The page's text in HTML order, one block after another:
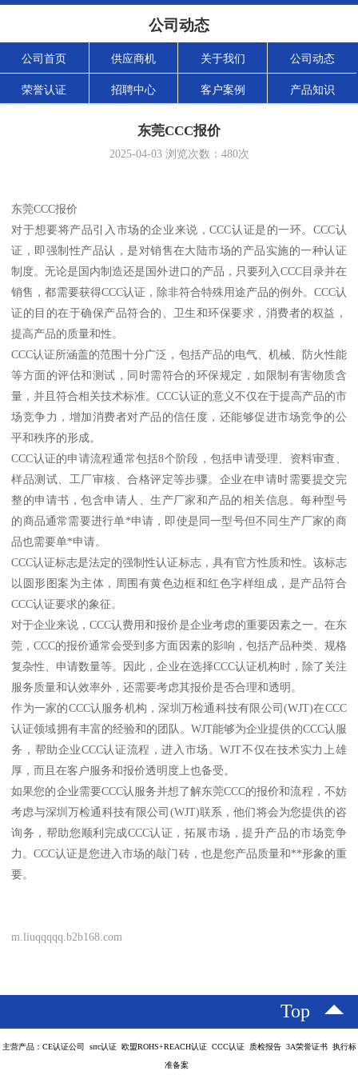
公司动态
公司首页 供应商机 关于我们 公司动态
荣誉认证 招聘中心 客户案例 产品知识
东莞CCC报价
2025-04-03浏览次数： 480次
东莞CCC报价
对于想要将产品引入市场的企业来说，CCC认证是的一环。CCC认
证，即强制性产品认，是对销售在大陆市场的产品实施的一种认证
制度。无论是国内制造还是国外进口的产品，只要列入CCC目录并在
销售，都需要获得CCC认证，除非符合特殊用途产品的例外。CCC认
证的目的在于确保产品符合的、卫生和环保要求，消费者的权益，
提高产品的质量和性。
CCC认证所涵盖的范围十分广泛，包括产品的电气、机械、防火性能
等方面的评估和测试，同时需符合的环保规定，如限制有害物质含
量，并且符合相关技术标准。CCC认证的意义不仅在于提高产品的市
场竞争力，增加消费者对产品的信任度，还能够促进市场竞争的公
平和秩序的形成。
CCC认证的申请流程通常包括8个阶段，包括申请受理、资料审查、
样品测试、工厂审核、合格评定等步骤。企业在申请时需要提交完
整的申请书，包含申请人、生产厂家和产品的相关信息。每种型号
的商品通常需要进行单*申请，即使是同一型号但不同生产厂家的商
品也需要单*申请。
CCC认证标志是法定的强制性认证标志，具有官方性质和性。该标志
以圆形图案为主体，周围有黄色边框和红色字样组成，是产品符合
CCC认证要求的象征。
对于企业来说，CCC认费用和报价是企业考虑的重要因素之一。在东
莞，CCC的报价通常会受到多方面因素的影响，包括产品种类、规格
复杂性、申请数量等。因此，企业在选择CCC认证机构时，除了关注
服务质量和认效率外，还需要考虑其报价是否合理和透明。
作为一家的CCC认服务机构，深圳万检通科技有限公司(WJT)在CCC
认证领域拥有丰富的经验和的团队。WJT能够为企业提供的CCC认服
务，帮助企业CCC认证流程，进入市场。WJT不仅在技术实力上雄
厚，而且在客户服务和报价透明度上也备受。
如果您的企业需要CCC认服务并想了解东莞CCC的报价和流程，不妨
考虑与深圳万检通科技有限公司(WJT)联系，他们将会为您提供的咨
询务，帮助您顺利完成CCC认证，拓展市场，提升产品的市场竞争
力。CCC认证是您进入市场的敲门砖，也是您产品质量和**形象的重
要。
m.liuqqqqq.b2b168.com
Top
主营产品：CE认证公司 srrc认证 欧盟ROHS+REACH认证 CCC认证 质检报告 3A荣誉证书 执行标
准备案